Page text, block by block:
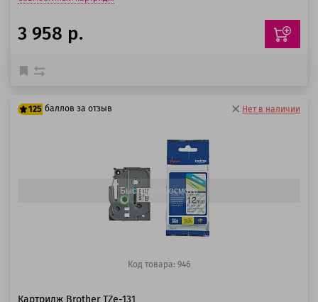
3 958 р.
125 баллов за отзыв Нет в наличии
Быстрый просмотр
Код товара: 946
Картридж Brother TZe-131